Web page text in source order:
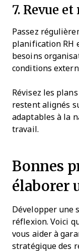
7. Revue
Passez
planification RH
besoins
conditions
Révisez les
restent alignés
adaptables à la
travail.
Bonnes
élaborer
Développer une
réflexion. Voici
vous aider à
stratégique des